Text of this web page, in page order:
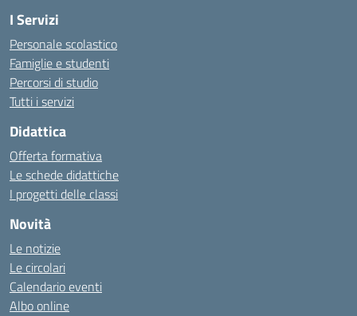
I Servizi
Personale scolastico
Famiglie e studenti
Percorsi di studio
Tutti i servizi
Didattica
Offerta formativa
Le schede didattiche
I progetti delle classi
Novità
Le notizie
Le circolari
Calendario eventi
Albo online